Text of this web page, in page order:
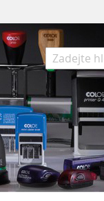
Search